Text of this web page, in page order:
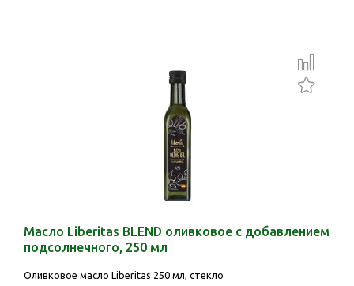
Масло Liberitas BLEND оливковое с добавлением
подсолнечного, 250 мл
Оливковое масло Liberitas 250 мл, стекло